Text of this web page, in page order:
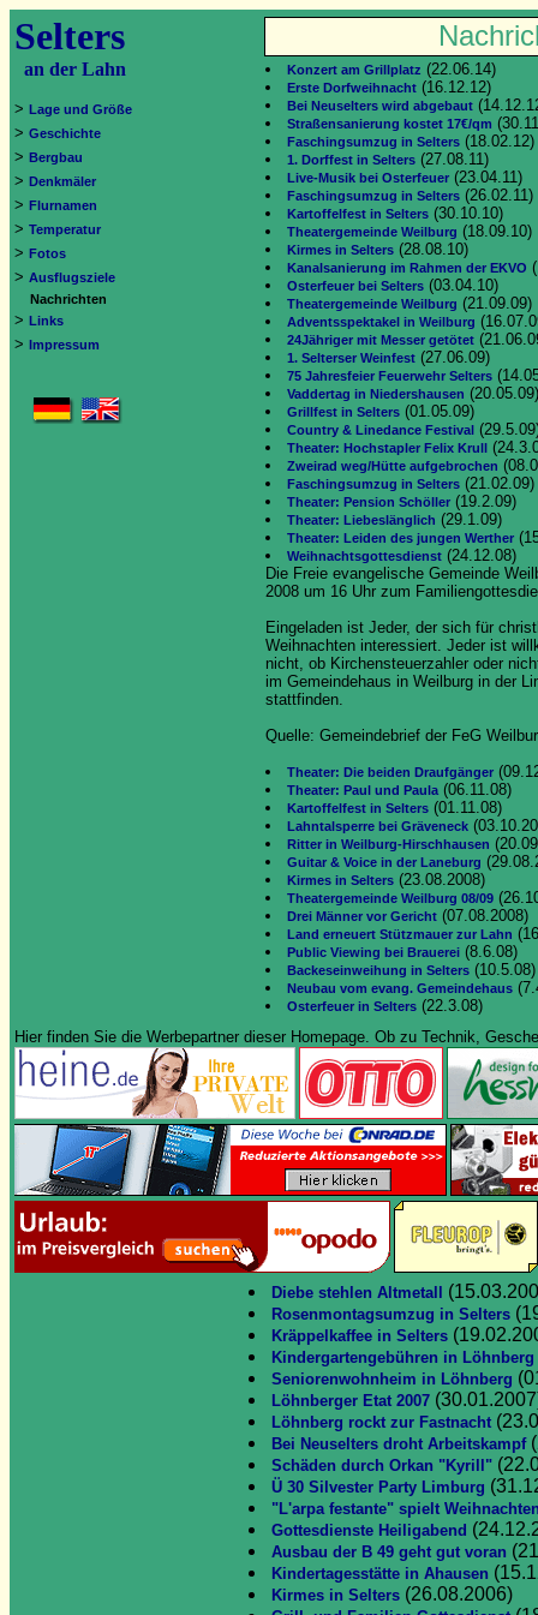
Selters
an der Lahn
> Lage und Größe
> Geschichte
> Bergbau
> Denkmäler
> Flurnamen
> Temperatur
> Fotos
> Ausflugsziele
Nachrichten
> Links
> Impressum
Konzert am Grillplatz (22.06.14)
Erste Dorfweihnacht (16.12.12)
Bei Neuselters wird abgebaut
Straßensanierung kostet 17€/qm
Faschingsumzug in Selters (18.02.12)
1. Dorffest in Selters (27.08.11)
Live-Musik bei Osterfeuer (23.04.11)
Faschingsumzug in Selters (26.02.11)
Kartoffelfest in Selters (30.10.10)
Theatergemeinde Weilburg (18.09.10)
Kirmes in Selters (28.08.10)
Kanalsanierung im Rahmen der EKVO
Osterfeuer bei Selters (03.04.10)
Theatergemeinde Weilburg (21.09.09)
Adventsspektakel in Weilburg
24Jähriger mit Messer getötet
1. Selterser Weinfest (27.06.09)
75 Jahresfeier Feuerwehr Selters
Vaddertag in Niedershausen
Grillfest in Selters (01.05.09)
Country & Linedance Festival
Theater: Hochstapler Felix Krull
Zweirad weg/Hütte aufgebrochen
Faschingsumzug in Selters (21.02.09)
Theater: Pension Schöller (19.2.09)
Theater: Liebeslänglich (29.1.09)
Theater: Leiden des jungen Werther
Weihnachtsgottesdienst (24.12.08)
Die Freie evangelische Gemeinde
2008 um 16 Uhr zum
Eingeladen ist Jeder, der sich für
Weihnachten interessiert. Jeder ist
nicht, ob Kirchensteuerzahler oder
im Gemeindehaus in Weilburg in der
stattfinden.
Quelle: Gemeindebrief der FeG
Theater: Die beiden Draufgänger
Theater: Paul und Paula(06.11.08)
Kartoffelfest in Selters (01.11.08)
Lahntalsperre bei Gräveneck
Ritter in Weilburg-Hirschhausen
Guitar & Voice in der Laneburg
Kirmes in Selters (23.08.2008)
Theatergemeinde Weilburg 08/09
Drei Männer vor Gericht (07.08.2008)
Land erneuert Stützmauer zur Lahn
Public Viewing bei Brauerei (8.6.08)
Backeseinweihung in Selters (10.5.08)
Neubau vom evang. Gemeindehaus
Osterfeuer in Selters (22.3.08)
Hier finden Sie die Werbepartner dieser Homepage. Ob zu Technik,
Diebe stehlen Altmetall
Rosenmontagsumzug in Selters
Kräppelkaffee in Selters
Kindergartengebühren in Löhnberg
Seniorenwohnheim in Löhnberg
Löhnberger Etat 2007
Löhnberg rockt zur Fastnacht
Bei Neuselters droht Arbeitskampf
Schäden durch Orkan "Kyrill"
Ü 30 Silvester Party Limburg
"L'arpa festante" spielt
Gottesdienste Heiligabend
Ausbau der B 49 geht gut voran
Kindertagesstätte in Ahausen
Kirmes in Selters (26.08.2006)